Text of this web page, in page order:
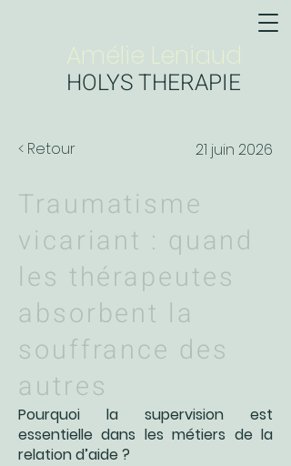
HOLYS THERAPIE
< Retour 21 juin 2026
Traumatisme
vicariant : quand
les thérapeutes
absorbent la
souffrance des
autres
Pourquoi la supervision est
essentielle dans les métiers de la
relation d’aide ?